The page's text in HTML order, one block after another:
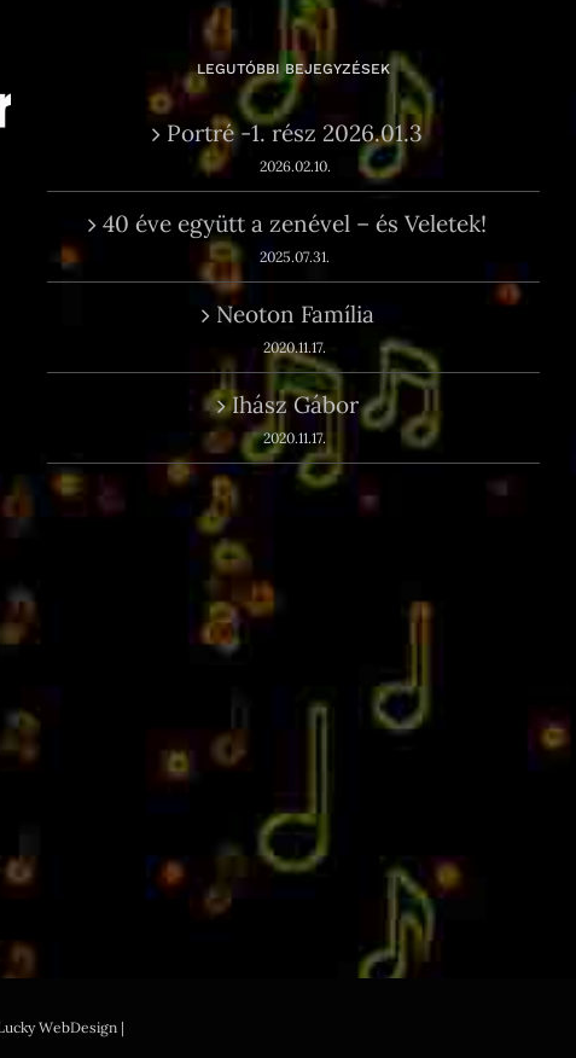
LEGUTÓBBI BEJEGYZÉSEK
Portré -1. rész 2026.01.3
2026.02.10.
40 éve együtt a zenével – és Veletek!
2025.07.31.
Neoton Família
2020.11.17.
Ihász Gábor
2020.11.17.
WebDesign |